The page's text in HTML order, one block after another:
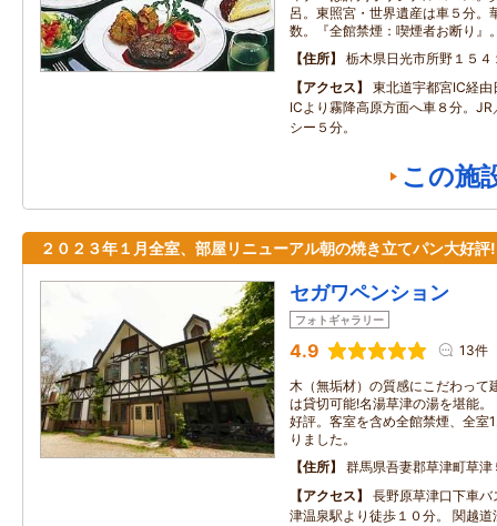
呂。東照宮・世界遺産は車５分。
数。『全館禁煙：喫煙者お断り』
住所
栃木県日光市所野１５４
アクセス
東北道宇都宮IC経
ICより霧降高原方面へ車８分。
シー５分。
この施
２０２３年１月全室、部屋リニューアル朝の焼き立てパン大好評
セガワペンション
フォトギャラリー
4.9 13件
木（無垢材）の質感にこだわっ
は貸切可能!名湯草津の湯を堪
好評。客室を含め全館禁煙、全室
りました。
住所
群馬県吾妻郡草津町草津
アクセス
長野原草津口下車
津温泉駅より徒歩１０分。 関越